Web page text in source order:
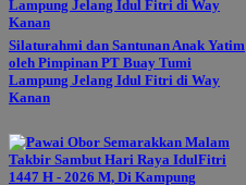
Silaturahmi dan Santunan Anak Yatim
oleh Pimpinan PT Buay Tumi
Lampung Jelang Idul Fitri di Way
Kanan